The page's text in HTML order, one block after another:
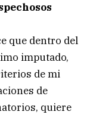
que dentro del
imputado,
de mi
de
quiere